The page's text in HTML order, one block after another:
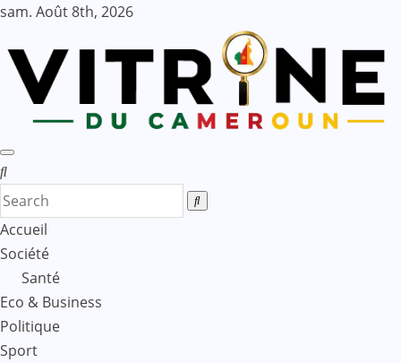
Skip
content
sam. Août 8th, 2026
Accueil
Société
Santé
Eco & Business
Politique
Sport